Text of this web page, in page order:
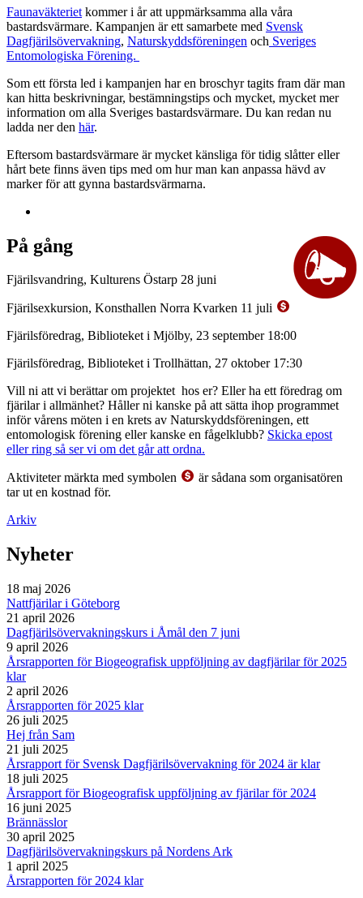
Faunaväkteriet kommer i år att uppmärksamma alla våra
bastardsvärmare. Kampanjen är ett samarbete med Svensk
Dagfjärilsövervakning, Naturskyddsföreningen och Sveriges
Entomologiska Förening.
Som ett första led i kampanjen har en broschyr tagits fram där man
kan hitta beskrivningar, bestämningstips och mycket, mycket mer
information om alla Sveriges bastardsvärmare. Du kan redan nu
ladda ner den här.
Eftersom bastardsvärmare är mycket känsliga för tidig slåtter eller
hårt bete finns även tips med om hur man kan anpassa hävd av
marker för att gynna bastardsvärmarna.
På gång
Fjärilsvandring, Kulturens Östarp 28 juni
Fjärilsexkursion, Konsthallen Norra Kvarken 11 juli
Fjärilsföredrag, Biblioteket i Mjölby, 23 september 18:00
Fjärilsföredrag, Biblioteket i Trollhättan, 27 oktober 17:30
Vill ni att vi berättar om projektet hos er? Eller ha ett föredrag om
fjärilar i allmänhet? Håller ni kanske på att sätta ihop programmet
inför vårens möten i en krets av Naturskyddsföreningen, ett
entomologisk förening eller kanske en fågelklubb? Skicka epost
eller ring så ser vi om det går att ordna.
Aktiviteter märkta med symbolen
är sådana som organisatören
tar ut en kostnad för.
Arkiv
Nyheter
18 maj 2026
Nattfjärilar i Göteborg
21 april 2026
Dagfjärilsövervakningskurs i Åmål den 7 juni
9 april 2026
Årsrapporten för Biogeografisk uppföljning av dagfjärilar för 2025
klar
2 april 2026
Årsrapporten för 2025 klar
26 juli 2025
Hej från Sam
21 juli 2025
Årsrapport för Svensk Dagfjärilsövervakning för 2024 är klar
18 juli 2025
Årsrapport för Biogeografisk uppföljning av fjärilar för 2024
16 juni 2025
Brännässlor
30 april 2025
Dagfjärilsövervakningskurs på Nordens Ark
1 april 2025
Årsrapporten för 2024 klar